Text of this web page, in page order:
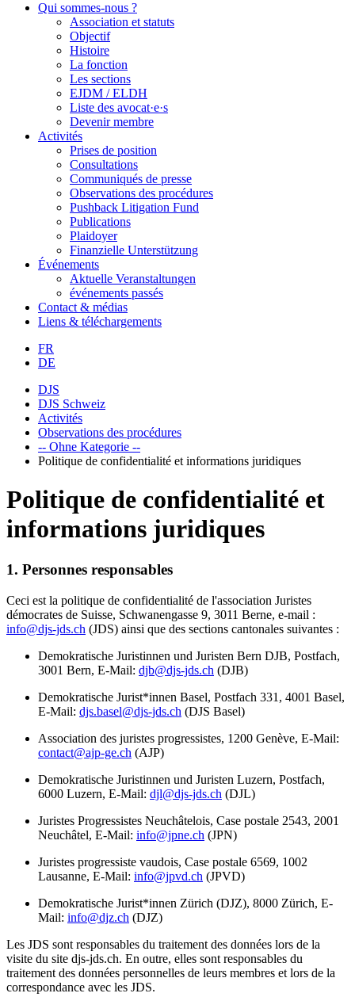
Qui sommes-nous ?
Association et statuts
Objectif
Histoire
La fonction
Les sections
EJDM / ELDH
Liste des avocat·e·s
Devenir membre
Activités
Prises de position
Consultations
Communiqués de presse
Observations des procédures
Pushback Litigation Fund
Publications
Plaidoyer
Finanzielle Unterstützung
Événements
Aktuelle Veranstaltungen
événements passés
Contact & médias
Liens & téléchargements
FR
DE
DJS
DJS Schweiz
Activités
Observations des procédures
-- Ohne Kategorie --
Politique de confidentialité et informations juridiques
Politique de confidentialité et
informations juridiques
1. Personnes responsables
Ceci est la politique de confidentialité de l'association Juristes
démocrates de Suisse, Schwanengasse 9, 3011 Berne, e-mail :
info@djs-jds.ch (JDS) ainsi que des sections cantonales suivantes :
Demokratische Juristinnen und Juristen Bern DJB, Postfach,
3001 Bern, E-Mail: djb@djs-jds.ch (DJB)
Demokratische Jurist*innen Basel, Postfach 331, 4001 Basel,
E-Mail: djs.basel@djs-jds.ch (DJS Basel)
Association des juristes progressistes, 1200 Genève, E-Mail:
contact@ajp-ge.ch (AJP)
Demokratische Juristinnen und Juristen Luzern, Postfach,
6000 Luzern, E-Mail: djl@djs-jds.ch (DJL)
Juristes Progressistes Neuchâtelois, Case postale 2543, 2001
Neuchâtel, E-Mail: info@jpne.ch (JPN)
Juristes progressiste vaudois, Case postale 6569, 1002
Lausanne, E-Mail: info@jpvd.ch (JPVD)
Demokratische Jurist*innen Zürich (DJZ), 8000 Zürich, E-
Mail: info@djz.ch (DJZ)
Les JDS sont responsables du traitement des données lors de la
visite du site djs-jds.ch. En outre, elles sont responsables du
traitement des données personnelles de leurs membres et lors de la
correspondance avec les JDS.